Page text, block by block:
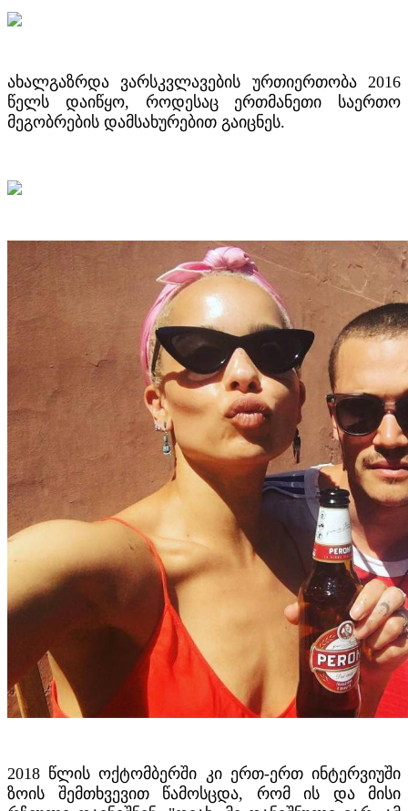
ახალგაზრდა ვარსკვლავების ურთიერთობა 2016
წელს დაიწყო, როდესაც ერთმანეთი საერთო
მეგობრების დამსახურებით გაიცნეს.
2018 წლის ოქტომბერში კი ერთ-ერთ ინტერვიუში
ზოის შემთხვევით წამოსცდა, რომ ის და მისი